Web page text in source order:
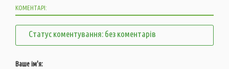
КОМЕНТАРІ:
Статус коментування: без коментарів
Ваше ім'я: